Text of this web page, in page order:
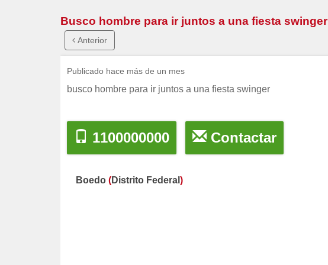
Busco hombre para ir juntos a una fiesta swinger
Anterior
Publicado hace más de un mes
busco hombre para ir juntos a una fiesta swinger
1100000000 Contactar
Boedo (Distrito Federal )